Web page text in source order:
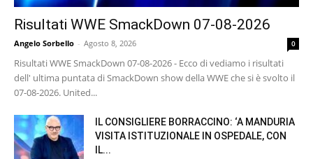
Risultati WWE SmackDown 07-08-2026
Angelo Sorbello - Agosto 8, 2026 0
Risultati WWE SmackDown 07-08-2026 - Ecco di vediamo i risultati
dell' ultima puntata di SmackDown show della WWE che si è svolto il
07-08-2026. United...
IL CONSIGLIERE BORRACCINO: ‘A MANDURIA
VISITA ISTITUZIONALE IN OSPEDALE, CON
IL...